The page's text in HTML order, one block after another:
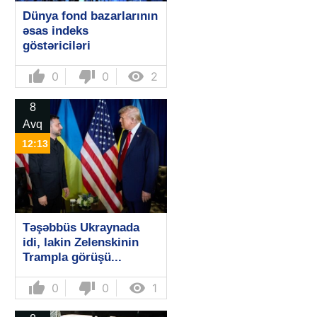
Dünya fond bazarlarının
əsas indeks
göstəriciləri
thumb_up 0 thumb_down 0  2
8
Avq
12:13
Təşəbbüs Ukraynada
idi, lakin Zelenskinin
Trampla görüşü...
thumb_up 0 thumb_down 0  1